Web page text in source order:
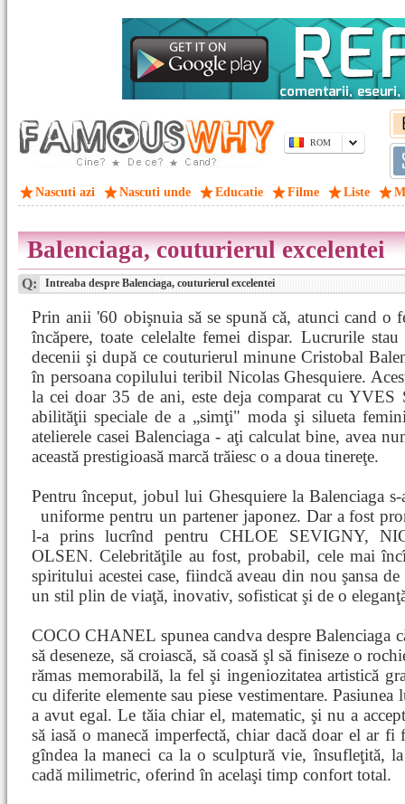
ROM
Nascuti azi Nascuti unde Educatie Filme Liste
Balenciaga, couturierul excelentei
Q: Intreaba despre Balenciaga, couturierul excelentei
Prin anii '60 obişnuia să se spună că, atunci cand o
încăpere, toate celelalte femei dispar. Lucrurile
decenii şi după ce couturierul minune Cristobal
în persoana copilului teribil Nicolas Ghesquiere.
la cei doar 35 de ani, este deja comparat cu
abilităţii speciale de a „simţi" moda şi silueta
atelierele casei Balenciaga - aţi calculat bine, avea
această prestigioasă marcă trăiesc o a doua tinereţe.
Pentru început, jobul lui Ghesquiere la Balenciaga
uniforme pentru un partener japonez. Dar a fost
l-a prins lucrînd pentru CHLOE SEVIGNY,
OLSEN. Celebrităţile au fost, probabil, cele mai
spiritului acestei case, fiindcă aveau din nou şansa de
un stil plin de viaţă, inovativ, sofisticat şi de o
COCO CHANEL spunea candva despre Balenciaga
să deseneze, să croiască, să coasă şl să finiseze o
rămas memorabilă, la fel şi ingeniozitatea artistică
cu diferite elemente sau piese vestimentare.
a avut egal. Le tăia chiar el, matematic, şi nu a
să iasă o manecă imperfectă, chiar dacă doar el ar fi
gîndea la maneci ca la o sculptură vie, însufleţită,
cadă milimetric, oferind în acelaşi timp confort total.